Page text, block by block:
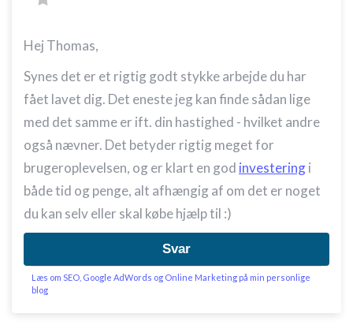
Hej Thomas,
Synes det er et rigtig godt stykke arbejde du har
fået lavet dig. Det eneste jeg kan finde sådan lige
med det samme er ift. din hastighed - hvilket andre
også nævner. Det betyder rigtig meget for
brugeroplevelsen, og er klart en god investeringi
både tid og penge, alt afhængig af om det er noget
du kan selv eller skal købe hjælp til :)
Svar
Læs om SEO, Google AdWords og Online Marketing på min personlige
blog